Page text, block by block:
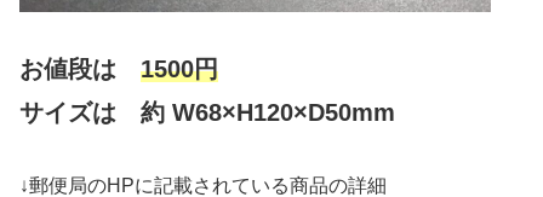
お値段は 1500円
サイズは 約 W68×H120×D50mm
↓郵便局のHPに記載されている商品の詳細